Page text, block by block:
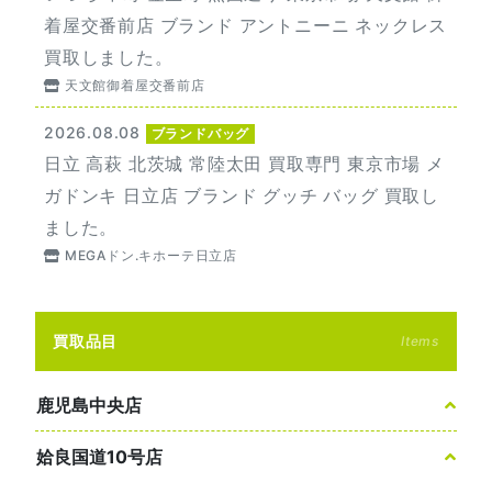
着屋交番前店 ブランド アントニーニ ネックレス
買取しました。
天文館御着屋交番前店
2026.08.08 ブランドバッグ
日立 高萩 北茨城 常陸太田 買取専門 東京市場 メ
ガドンキ 日立店 ブランド グッチ バッグ 買取し
ました。
MEGAドン.キホーテ日立店
買取品目 Items
鹿児島中央店
姶良国道10号店